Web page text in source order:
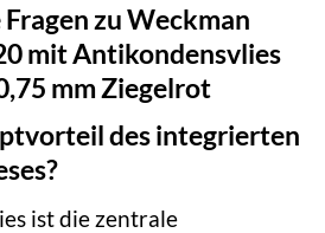
zu Weckman
mit Antikondensvlies
mm Ziegelrot
des integrierten
ist die zentrale